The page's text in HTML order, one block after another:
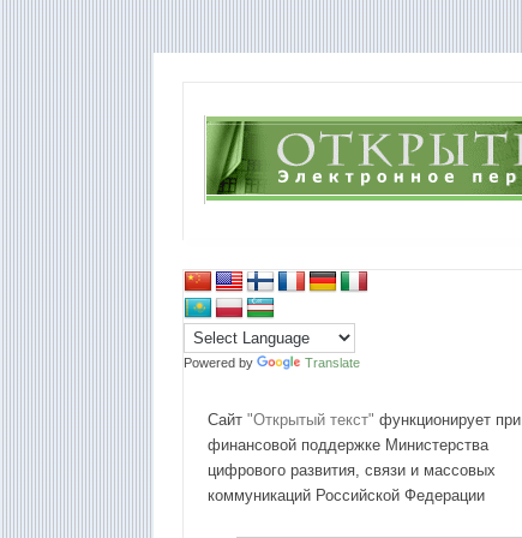
Powered by Translate
Сайт "Открытый текст" функционирует при
финансовой поддержке Министерства
цифрового развития, связи и массовых
коммуникаций Российской Федерации